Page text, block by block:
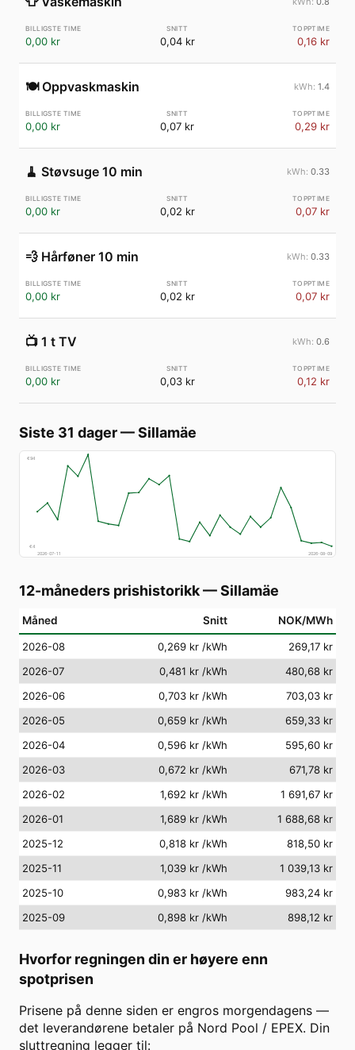
0,00 kr 0,04 kr 0,16 kr
🍽️ Oppvaskmaskin 1.4
0,00 kr 0,07 kr 0,29 kr
🧹 Støvsuge 10 min 0.33
0,00 kr 0,02 kr 0,07 kr
💨 Hårføner 10 min 0.33
0,00 kr 0,02 kr 0,07 kr
📺 1 t TV 0.6
0,00 kr 0,03 kr 0,12 kr
Siste 31 dager—Sillamäe
€94
€4
2026-07-11
2026-08-09
12-måneders prishistorikk—Sillamäe
Måned Snitt NOK/MWh
2026-08 0,269 kr /kWh
269,17 kr
2026-07
0,481 kr /kWh
480,68 kr
2026-06
0,703 kr /kWh
703,03 kr
2026-05
0,659 kr /kWh
659,33 kr
2026-04
0,596 kr /kWh
595,60 kr
2026-03
0,672 kr /kWh
671,78 kr
2026-02
1,692 kr /kWh
1 691,67 kr
2026-01
1,689 kr /kWh
1 688,68 kr
2025-12
0,818 kr /kWh
818,50 kr
2025-11
1,039 kr /kWh
1 039,13 kr
2025-10
0,983 kr /kWh
983,24 kr
2025-09
0,898 kr /kWh 898,12 kr
Hvorfor regningen din er høyere enn
spotprisen
Prisene på denne siden er engros morgendagens —
det leverandørene betaler på Nord Pool / EPEX. Din
sluttregning legger til: